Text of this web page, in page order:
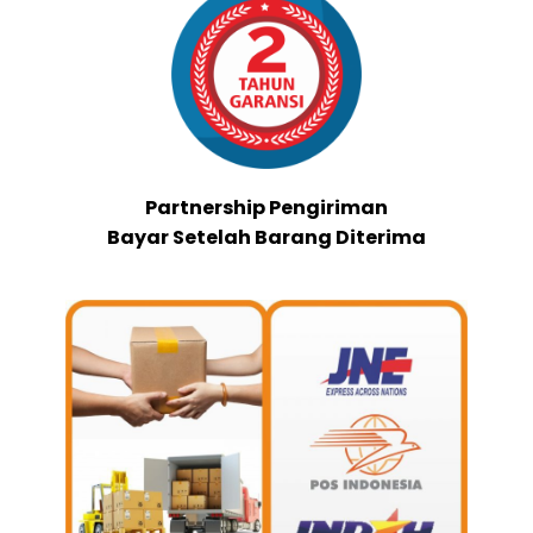
Partnership Pengiriman
Bayar Setelah Barang Diterima